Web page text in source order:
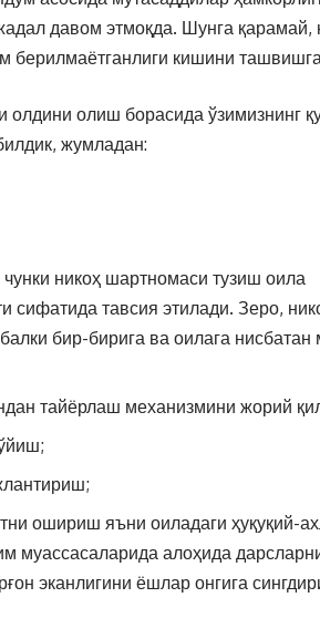
давом этмоқда. Шунга қарамай,
берилмаётганлиги кишини
олиш борасида ўзимизнинг
жумладан:
никоҳ шартномаси тузиш оила
сифатида тавсия этилади. Зеро,
бир-бирига ва оилага нисбатан
тайёрлаш механизмини жорий
ошириш яъни оиладаги ҳуқуқий-
муассасаларида алоҳида
эканлигини ёшлар онгига